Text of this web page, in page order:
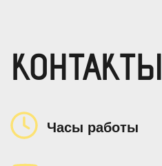
КОНТАКТЫ
Часы работы